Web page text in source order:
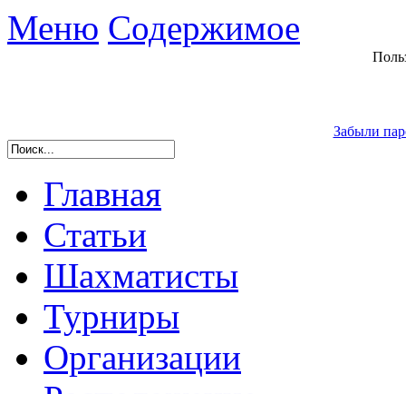
Меню Содержимое
Забыли
Главная
Статьи
Шахматисты
Турниры
Организации